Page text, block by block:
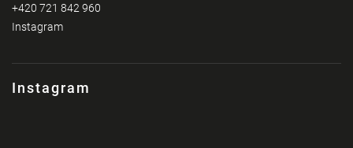
Instagram
+420 721 842 960
Instagram